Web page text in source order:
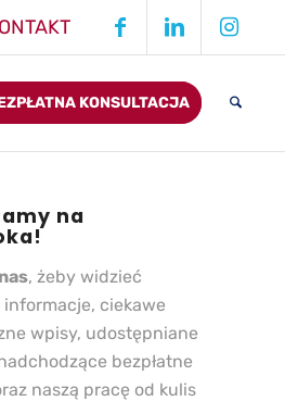
KONSULTACJA
na
, żeby widzieć
ciekawe
wpisy, udostępniane
bezpłatne
naszą pracę od kulis